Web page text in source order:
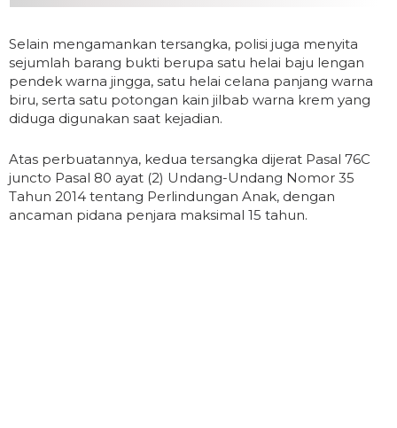
Selain mengamankan tersangka, polisi juga menyita
sejumlah barang bukti berupa satu helai baju lengan
pendek warna jingga, satu helai celana panjang warna
biru, serta satu potongan kain jilbab warna krem yang
diduga digunakan saat kejadian.
Atas perbuatannya, kedua tersangka dijerat Pasal 76C
juncto Pasal 80 ayat (2) Undang-Undang Nomor 35
Tahun 2014 tentang Perlindungan Anak, dengan
ancaman pidana penjara maksimal 15 tahun.